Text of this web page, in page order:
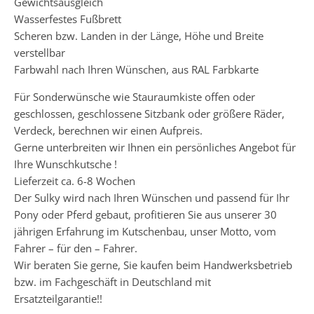
Wasserfestes Fußbrett
Scheren bzw. Landen in der Länge, Höhe und Breite
verstellbar
Farbwahl nach Ihren Wünschen, aus RAL Farbkarte
Für Sonderwünsche wie Stauraumkiste offen oder
geschlossen, geschlossene Sitzbank oder größere Räder,
Verdeck, berechnen wir einen Aufpreis.
Gerne unterbreiten wir Ihnen ein persönliches Angebot für
Ihre Wunschkutsche !
Lieferzeit ca. 6-8 Wochen
Der Sulky wird nach Ihren Wünschen und passend für Ihr
Pony oder Pferd gebaut, profitieren Sie aus unserer 30
jährigen Erfahrung im Kutschenbau, unser Motto, vom
Fahrer – für den – Fahrer.
Wir beraten Sie gerne, Sie kaufen beim Handwerksbetrieb
bzw. im Fachgeschäft in Deutschland mit
Ersatzteilgarantie!!